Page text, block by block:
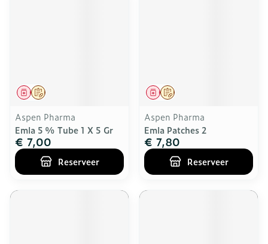
Op voorschrift
Geneesmiddel
Aspen Pharma
Emla 5 % Tube 1 X 5 Gr
€ 7,00
Reserveer
Op voorschrift
Geneesmiddel
Aspen Pharma
Emla Patches 2
€ 7,80
Reserveer